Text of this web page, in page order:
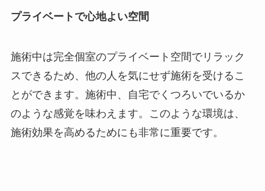
プライベートで心地よい空間
施術中は完全個室のプライベート空間でリラック
スできるため、他の人を気にせず施術を受けるこ
とができます。施術中、自宅でくつろいでいるか
のような感覚を味わえます。このような環境は、
施術効果を高めるためにも非常に重要です。